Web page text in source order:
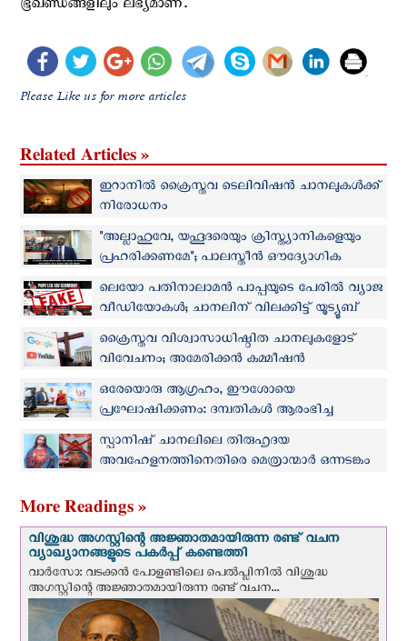
ഭൂഖണ്ഡങ്ങളിലും ലഭ്യമാണ്.
Please Like us for more articles
Related Articles »
ഇറാനിൽ ക്രൈസ്തവ ടെലിവിഷൻ ചാനലുകള്‍ക്ക്
നിരോധനം
"അല്ലാഹുവേ, യഹൂദരെയും ക്രിസ്ത്യാനികളെയും
പ്രഹരിക്കണമേ"; പാലസ്തീൻ ഔദ്യോഗിക
ചാനലിലെ പ്രാര്‍ത്ഥന വിവാദത്തില്‍
ലെയോ പതിനാലാമൻ പാപ്പയുടെ പേരില്‍ വ്യാജ
വീഡിയോകള്‍; ചാനലിന് വിലക്കിട്ട് യൂട്യൂബ്
ക്രൈസ്തവ വിശ്വാസാധിഷ്ഠിത ചാനലുകളോട്
വിവേചനം; അമേരിക്കന്‍ കമ്മീഷന്‍
യൂട്യൂബിനോട് വിശദീകരണം തേടി
ഒരേയൊരു ആഗ്രഹം, ഈശോയെ
പ്രഘോഷിക്കണം: ദമ്പതികള്‍ ആരംഭിച്ച
ശ്രീലങ്കയിലെ ഏക കത്തോലിക്ക ചാനലിന്
പത്ത് വയസ്സ്
സ്പാനിഷ് ചാനലിലെ തിരുഹൃദയ
അവഹേളനത്തിനെതിരെ മെത്രാന്മാര്‍ ഒന്നടങ്കം
More Readings »
വിശുദ്ധ അഗസ്റ്റിന്റെ അജ്ഞാതമായിരുന്ന രണ്ട് വചന
വ്യാഖ്യാനങ്ങളുടെ പകര്‍പ്പ് കണ്ടെത്തി
വാര്‍സോ: വടക്കൻ പോളണ്ടിലെ പെൽപ്ലിനില്‍ വിശുദ്ധ
അഗസ്റ്റിന്റെ അജ്ഞാതമായിരുന്ന രണ്ട് വചന...